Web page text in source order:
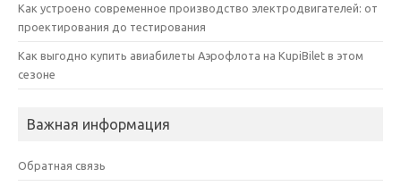
Как устроено современное производство электродвигателей: от
проектирования до тестирования
Как выгодно купить авиабилеты Аэрофлота на KupiBilet в этом
сезоне
Важная информация
Обратная связь